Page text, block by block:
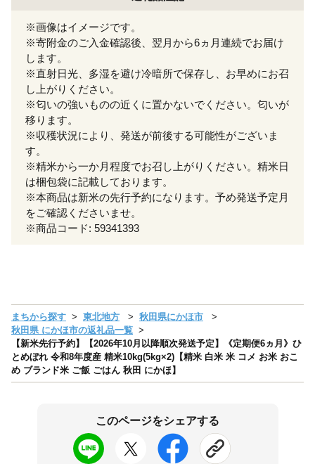
※画像はイメージです。
※寄附金のご入金確認後、翌月から6ヵ月連続でお届け
します。
※直射日光、多湿を避け冷暗所で保存し、お早めにお召
し上がりください。
※匂いの強いものの近くに置かないでください。匂いが
移ります。
※収穫状況により、発送が前後する可能性がございま
す。
※精米から一か月程度でお召し上がりください。精米日
は梱包袋に記載しております。
※本商品は新米の先行予約になります。予め発送予定月
をご確認くださいませ。
※商品コード: 59341393
まちから探す 東北地方
秋田県にかほ市
秋田県 にかほ市の返礼品一覧
【新米先行予約】【2026年10月以降順次発送予定】《定期便6ヵ月》ひ
とめぼれ 令和8年度産 精米10kg(5kg×2)【精米 白米 米 コメ お米 おこ
め ブランド米 ご飯 ごはん 秋田 にかほ】
このページをシェアする